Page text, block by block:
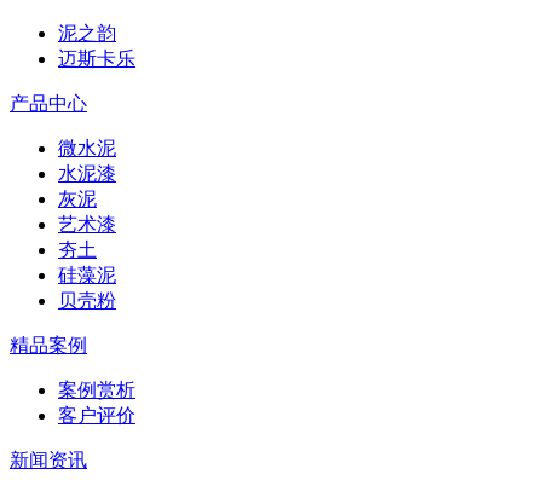
泥之韵
迈斯卡乐
产品中心
微水泥
水泥漆
灰泥
艺术漆
夯土
硅藻泥
贝壳粉
精品案例
案例赏析
客户评价
新闻资讯